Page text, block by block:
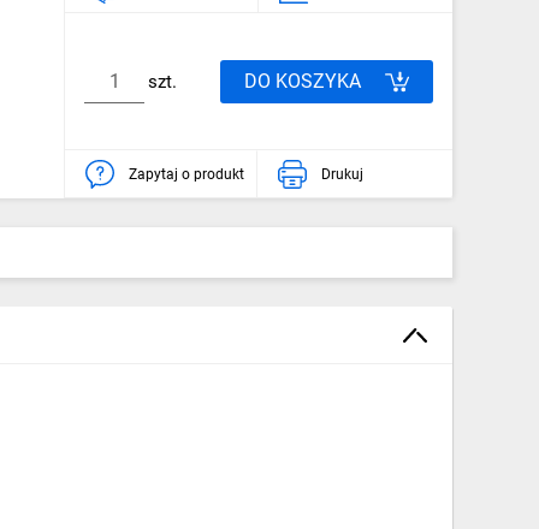
szt. DO KOSZYKA
Zapytaj o produkt Drukuj